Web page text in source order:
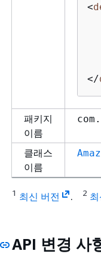
<
</
패키지
이름
클래스
이름
1 최신 버전 . 2
API 변경 사